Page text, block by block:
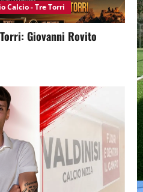
Calcio - Tre Torri
Giovanni Rovito